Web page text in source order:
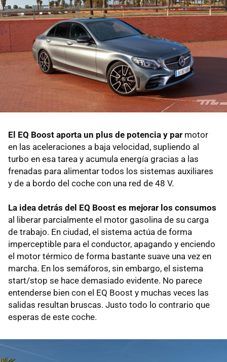
El EQ Boost aporta un plus de potencia y par motor
en las aceleraciones a baja velocidad, supliendo al
turbo en esa tarea y acumula energía gracias a las
frenadas para alimentar todos los sistemas auxiliares
y de a bordo del coche con una red de 48 V.
La idea detrás del EQ Boost es mejorar los consumos
al liberar parcialmente el motor gasolina de su carga
de trabajo. En ciudad, el sistema actúa de forma
imperceptible para el conductor, apagando y enciendo
el motor térmico de forma bastante suave una vez en
marcha. En los semáforos, sin embargo, el sistema
start/stop se hace demasiado evidente. No parece
entenderse bien con el EQ Boost y muchas veces las
salidas resultan bruscas. Justo todo lo contrario que
esperas de este coche.